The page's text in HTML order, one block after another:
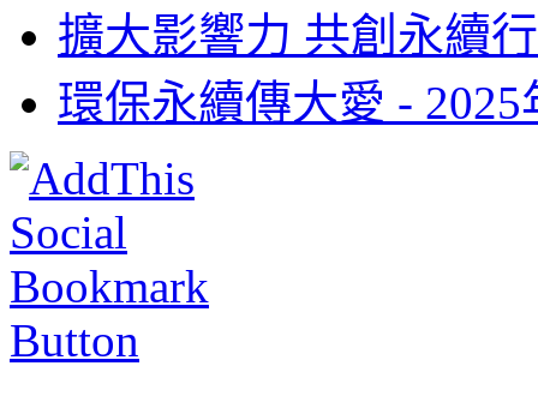
擴大影響力 共創永續
環保永續傳大愛 - 2025